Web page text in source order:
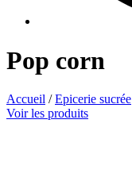
Pop corn
Accueil /Epicerie sucrée
Voir les produits